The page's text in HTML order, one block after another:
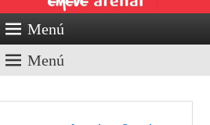
Menú
Menú